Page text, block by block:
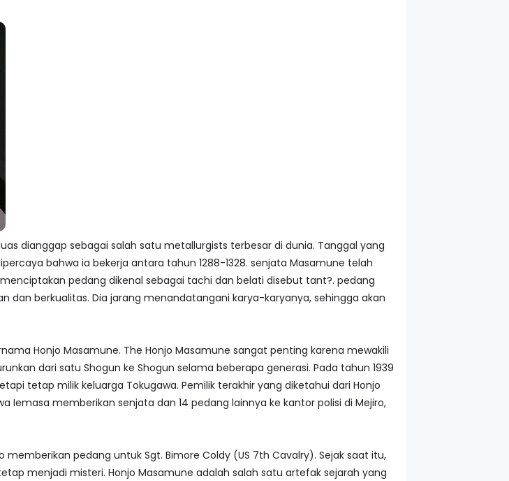
dianggap sebagai salah satu metallurgists terbesar di dunia. Tanggal yang
bahwa ia bekerja antara tahun 1288-1328. senjata Masamune telah
pedang dikenal sebagai tachi dan belati disebut tant?. pedang
dan berkualitas. Dia jarang menandatangani karya-karyanya, sehingga akan
Honjo Masamune. The Honjo Masamune sangat penting karena mewakili
dari satu Shogun ke Shogun selama beberapa generasi. Pada tahun 1939
tetap milik keluarga Tokugawa. Pemilik terakhir yang diketahui dari Honjo
Iemasa memberikan senjata dan 14 pedang lainnya ke kantor polisi di Mejiro,
memberikan pedang untuk Sgt. Bimore Coldy (US 7th Cavalry). Sejak saat itu,
menjadi misteri. Honjo Masamune adalah salah satu artefak sejarah yang